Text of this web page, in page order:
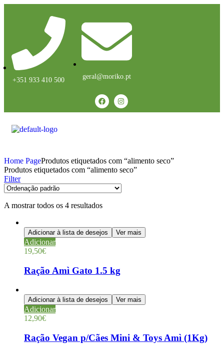
+351 933 410 500 geral@moriko.pt
Home PageProdutos etiquetados com “alimento seco”
Produtos etiquetados com “alimento seco”
Filter
A mostrar todos os 4 resultados
Adicionar à lista de desejos Ver mais
Adicionar
19,50€
Ração Amì Gato 1.5 kg
Adicionar à lista de desejos Ver mais
Adicionar
12,90€
Ração Vegan p/Cães Mini & Toys Amì (1Kg)